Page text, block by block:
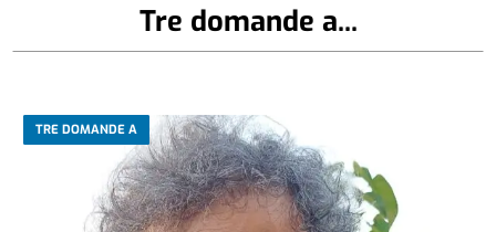
Tre domande a...
TRE DOMANDE A